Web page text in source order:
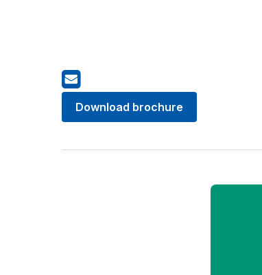
Download brochure